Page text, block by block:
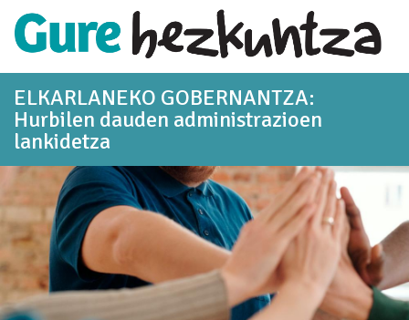
Eduki nagusira joan
ELKARLANEKO GOBERNANTZA:
Hurbilen dauden administrazioen
lankidetza